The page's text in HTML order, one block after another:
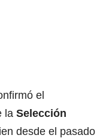
el
la Selección
desde el pasado